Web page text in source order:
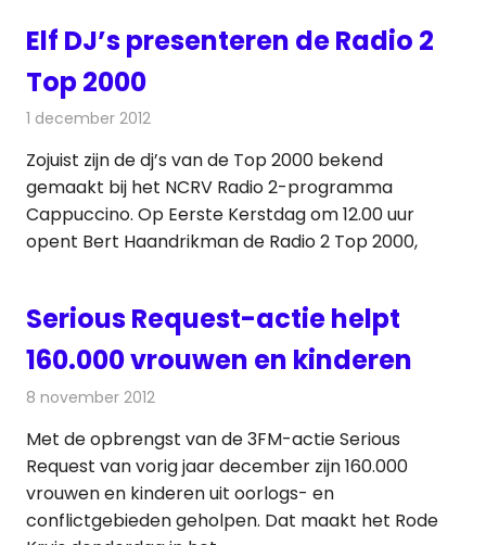
Elf DJ’s presenteren de Radio 2
Top 2000
1 december 2012
Zojuist zijn de dj’s van de Top 2000 bekend
gemaakt bij het NCRV Radio 2-programma
Cappuccino. Op Eerste Kerstdag om 12.00 uur
opent Bert Haandrikman de Radio 2 Top 2000,
Serious Request-actie helpt
160.000 vrouwen en kinderen
8 november 2012
Met de opbrengst van de 3FM-actie Serious
Request van vorig jaar december zijn 160.000
vrouwen en kinderen uit oorlogs- en
conflictgebieden geholpen. Dat maakt het Rode